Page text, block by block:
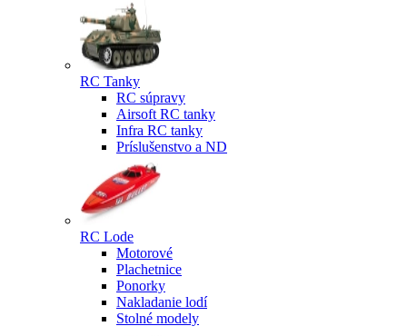
RC Tanky
RC súpravy
Airsoft RC tanky
Infra RC tanky
Príslušenstvo a ND
RC Lode
Motorové
Plachetnice
Ponorky
Nakladanie lodí
Stolné modely